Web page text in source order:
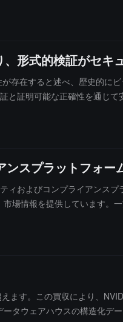
形式的検証がセキ
存在すると述べ、歴史的に
と証明可能な正確性を通じ
す可能性のあるセキュリテ
スプラットフォー
およびコンプライアンスプ
場情報を提供しています。
ンス、ガバナンスを統一
ます。この買収により、
タウェアハウスの構造化デ